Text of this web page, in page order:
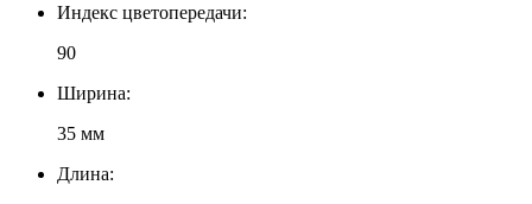
Индекс цветопередачи:
90
Ширина:
35 мм
Длина: